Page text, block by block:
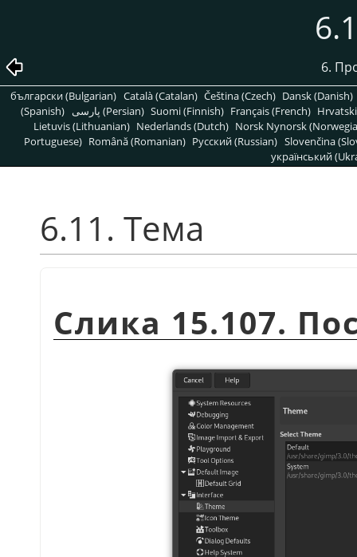
6.
български (Bulgarian) Català (Catalan) Čeština (Czech) Dansk (Danish)
(Spanish)
پارسی (Persian) Suomi (Finnish) Français (French)
Lietuvis (Lithuanian) Nederlands (Dutch) Norsk Nynorsk
Portuguese) Română (Romanian) Pусский (Russian) Slovenčina
український
6.11. Тема
Слика 15.107.